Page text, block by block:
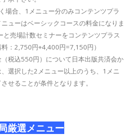
場合、1メニュー分のみコンテンツプラ
ューはベーシックコースの料金になりま
売場計数セミナーをコンテンツプラス
：2,750円+4,400円=7,150円）
税込550円）について日本出版共済会か
選択した2メニュー以上のうち、1メニ
せることが条件となります。
厳選メニュー